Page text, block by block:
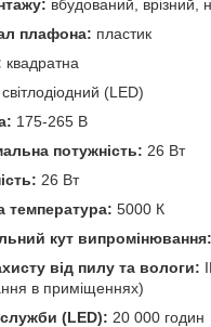
вбудований, врізний,
плафона: пластик
квадратна
світлодіодний (LED)
175-265 В
потужність: 26 Вт
26 Вт
температура: 5000 К
кут випромінювання:
від пилу та вологи:
в приміщеннях)
(LED): 20 000 годин